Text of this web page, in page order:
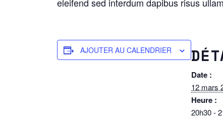
AJOUTER AU CALENDRIER
Date :
12 mars
Heure :
20h30 -